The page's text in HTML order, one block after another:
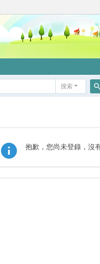
搜索
抱歉，您尚未登錄，沒